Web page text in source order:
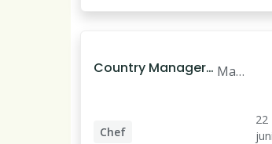
Account Manager
Country Manager
Mal
Chef
22